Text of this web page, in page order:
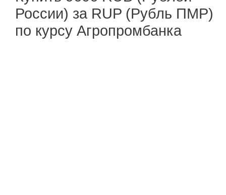
России) за RUP (Рубль ПМР)
по курсу Агропромбанка